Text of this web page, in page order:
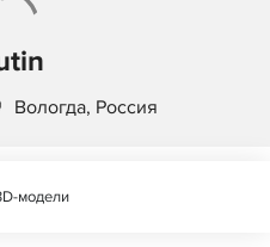
Вологда, Россия
модели